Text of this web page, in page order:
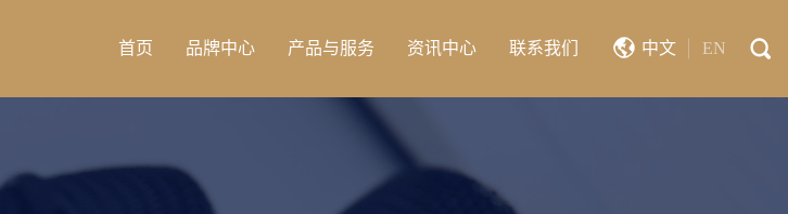
首页 品牌中心 产品与服务 资讯中心 联系我们 中文 EN